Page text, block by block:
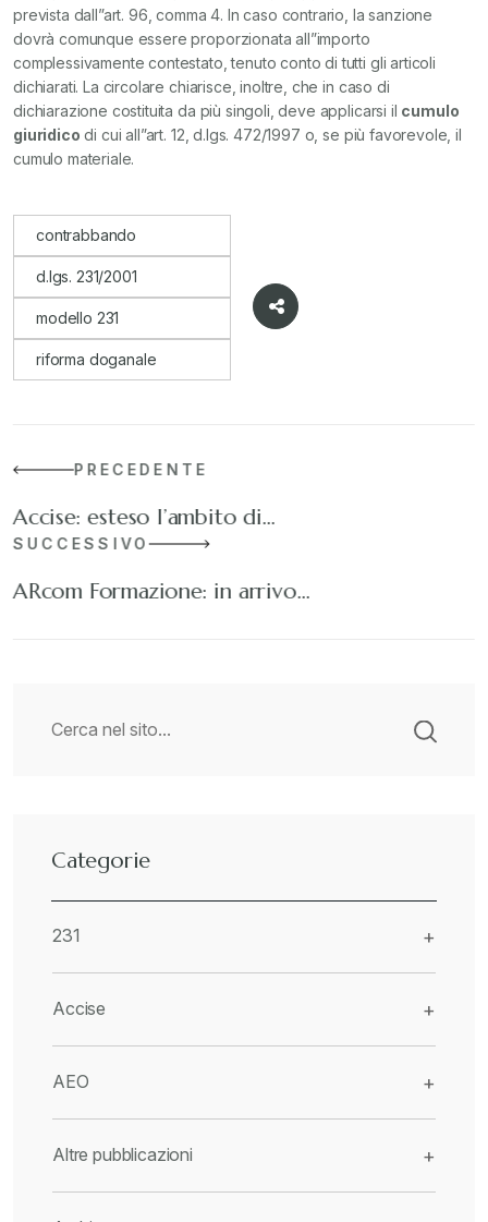
prevista dall”art. 96, comma 4. In caso contrario, la sanzione
dovrà comunque essere proporzionata all”importo
complessivamente contestato, tenuto conto di tutti gli articoli
dichiarati. La circolare chiarisce, inoltre, che in caso di
dichiarazione costituita da più singoli, deve applicarsi il cumulo
giuridico di cui all”art. 12, d.lgs. 472/1997 o, se più favorevole, il
cumulo materiale.
contrabbando
d.lgs. 231/2001
modello 231
riforma doganale
PRECEDENTE
Accise: esteso l’ambito di…
SUCCESSIVO
ARcom Formazione: in arrivo…
Categorie
231 +
Accise +
AEO +
Altre pubblicazioni +